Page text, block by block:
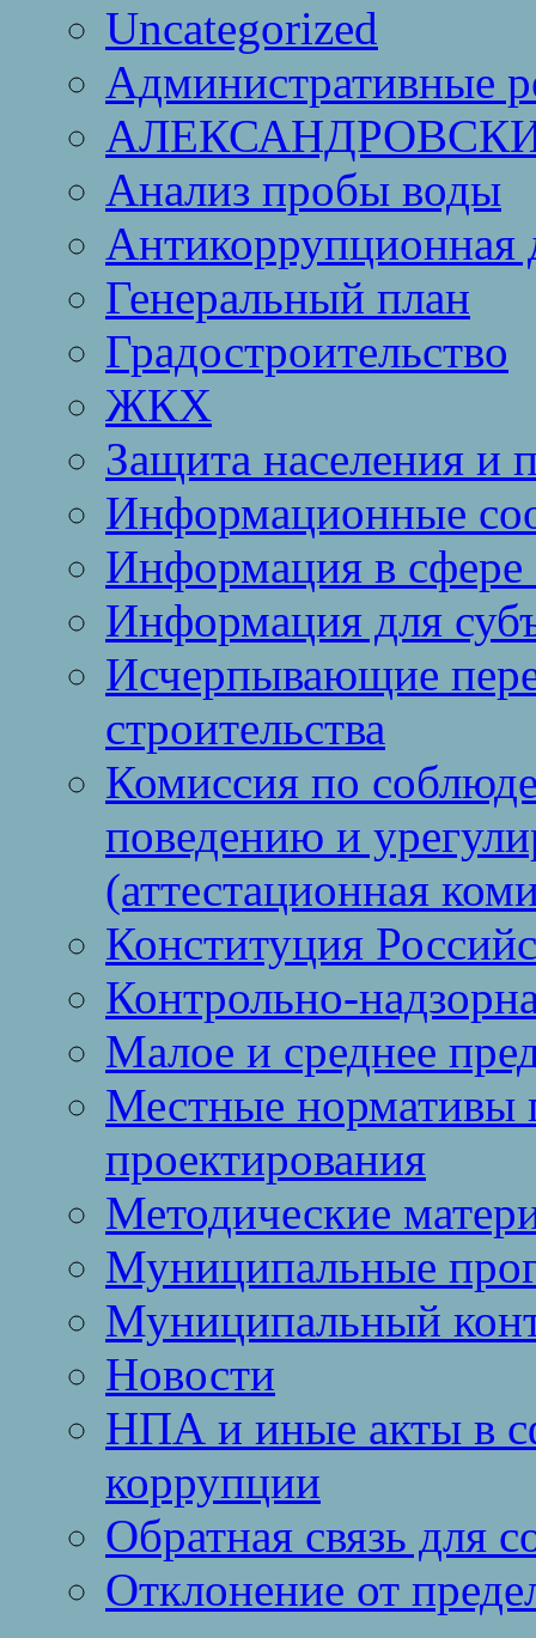
Uncategorized
Административные
Анализ пробы воды
Антикоррупционная
Генеральный план
Градостроительство
ЖКХ
Защита населения
Информационные
Информация в сфере
Информация для
Исчерпывающие
строительства
Комиссия по
поведению и
(аттестационная
Конституция
Контрольно-
Малое и среднее
Местные нормативы
проектирования
Методические
Муниципальные
Муниципальный
Новости
НПА и иные акты в
коррупции
Обратная связь для
Отклонение от